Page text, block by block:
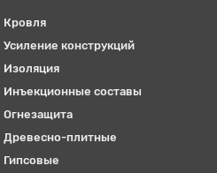
Кровля
Усиление конструкций
Изоляция
Инъекционные составы
Огнезащита
Древесно-плитные
Гипсовые